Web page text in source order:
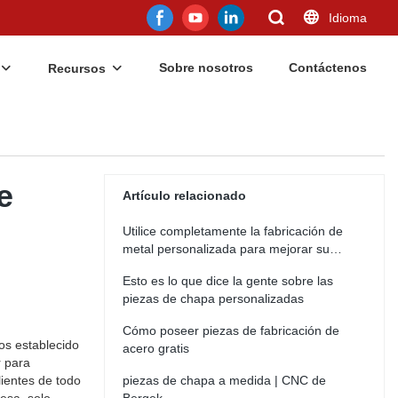
Idioma
Recursos Sobre nosotros Contáctenos
establecido
para
de todo
Artículo relacionado
Utilice completamente la fabricación de
metal personalizada para mejorar su
Esto es lo que dice la gente sobre las
piezas de chapa personalizadas
Cómo poseer piezas de fabricación de
acero gratis
piezas de chapa a medida | CNC de